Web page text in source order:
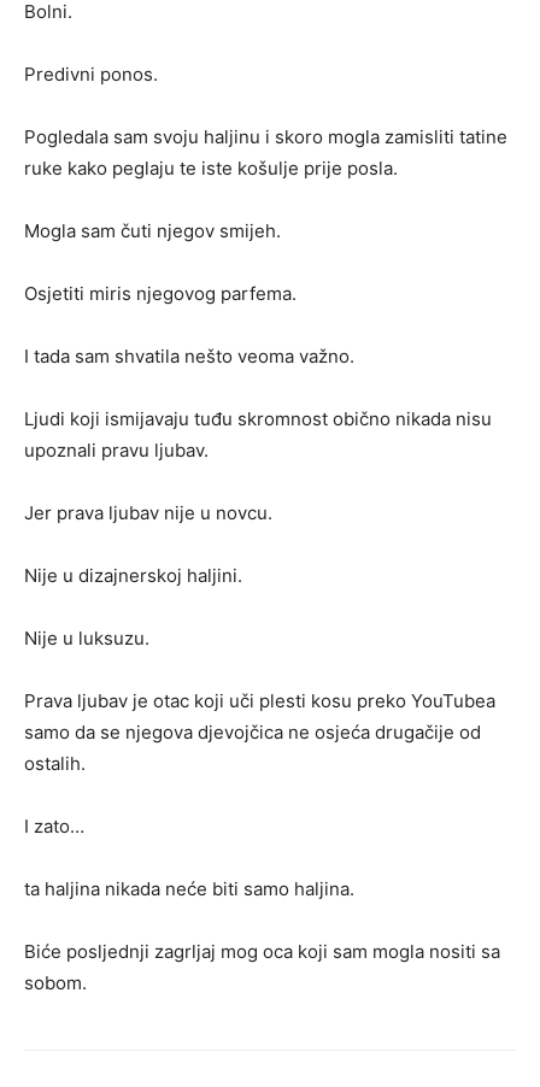
Bolni.
Predivni ponos.
Pogledala sam svoju haljinu i skoro mogla zamisliti tatine
ruke kako peglaju te iste košulje prije posla.
Mogla sam čuti njegov smijeh.
Osjetiti miris njegovog parfema.
I tada sam shvatila nešto veoma važno.
Ljudi koji ismijavaju tuđu skromnost obično nikada nisu
upoznali pravu ljubav.
Jer prava ljubav nije u novcu.
Nije u dizajnerskoj haljini.
Nije u luksuzu.
Prava ljubav je otac koji uči plesti kosu preko YouTubea
samo da se njegova djevojčica ne osjeća drugačije od
ostalih.
I zato…
ta haljina nikada neće biti samo haljina.
Biće posljednji zagrljaj mog oca koji sam mogla nositi sa
sobom.